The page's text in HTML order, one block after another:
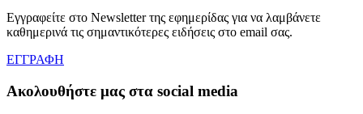
Εγγραφείτε στο Newsletter της εφημερίδας για να λαμβάνετε
καθημερινά τις σημαντικότερες ειδήσεις στο email σας.
ΕΓΓΡΑΦΗ
Ακολουθήστε μας στα social media